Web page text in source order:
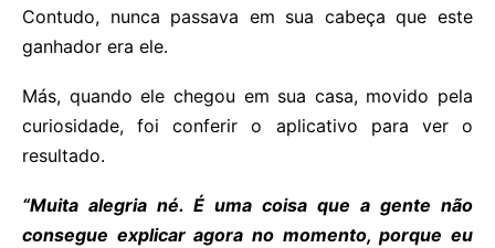
Contudo, nunca passava em sua cabeça que este
ganhador era ele.
Más, quando ele chegou em sua casa, movido pela
curiosidade, foi conferir o aplicativo para ver o
resultado.
“Muita alegria né. É uma coisa que a gente não
consegue explicar agora no momento, porque eu